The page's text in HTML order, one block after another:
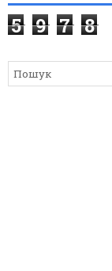
5 9 7 8